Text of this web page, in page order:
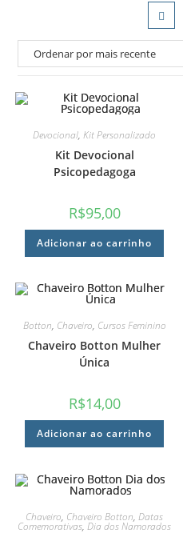
Devocional,Kit Personalizado
Kit Devocional
Psicopedagoga
R$95,00
Adicionar ao carrinho
Botton, Chaveiro, Cursos Feminino
Chaveiro Botton Mulher
Única
R$14,00
Adicionar ao carrinho
Chaveiro, Chaveiro Botton,Datas
Comemorativas,Dia dos Namorados